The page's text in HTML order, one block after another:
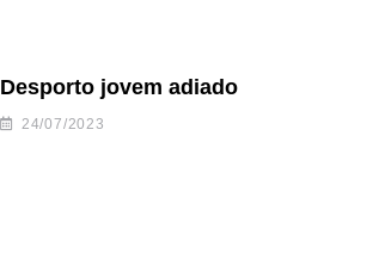
Desporto jovem adiado
24/07/2023